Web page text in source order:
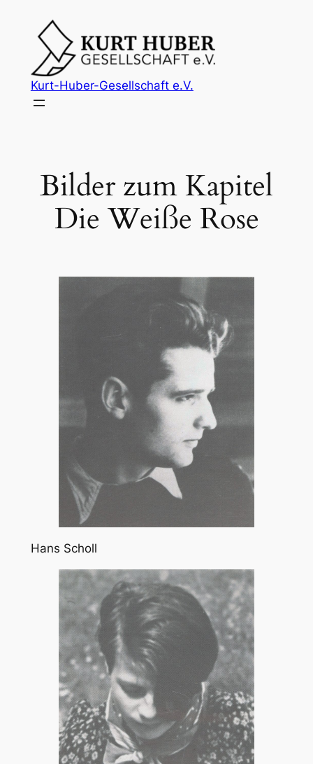
springen
Kurt-Huber-Gesellschaft e.V.
Bilder zum Kapitel
Die Weiße Rose
Hans Scholl